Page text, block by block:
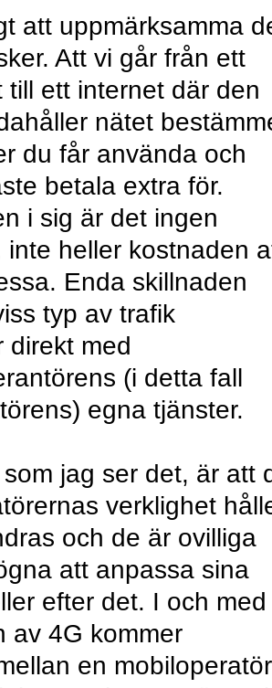
att uppmärksamma
Att vi går från ett
till ett internet där den
nätet
du får använda och
betala extra för.
i sig är det ingen
inte heller kostnaden
Enda skillnaden
typ av trafik
direkt med
(i detta fall
egna tjänster.
jag ser det, är att
verklighet
och de är ovilliga
att anpassa sina
efter det. I och med
av 4G kommer
en mobil­operatör